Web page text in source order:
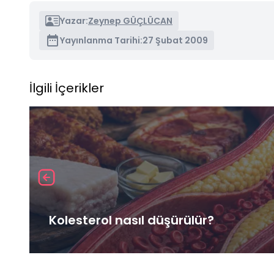
Yazar:Zeynep GÜÇLÜCAN
Yayınlanma Tarihi:27 Şubat 2009
İlgili İçerikler
Kolesterol nasıl düşürülür?